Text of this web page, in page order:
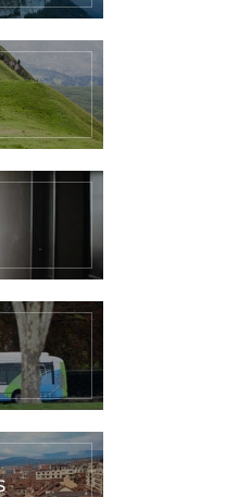
Réalisez votre
bague en
texturé
Réserver
Maintenant